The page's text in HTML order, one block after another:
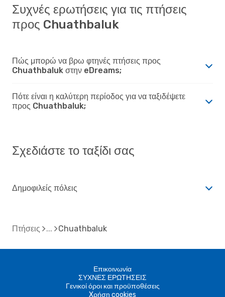
Συχνές ερωτήσεις για τις πτήσεις
προς Chuathbaluk
Πώς μπορώ να βρω φτηνές πτήσεις προς
Chuathbaluk στην eDreams;
Πότε είναι η καλύτερη περίοδος για να ταξιδέψετε
προς Chuathbaluk;
Σχεδιάστε το ταξίδι σας
Δημοφιλείς πόλεις
Πτήσεις Chuathbaluk
Επικοινωνία
ΣΥΧΝΕΣ ΕΡΩΤΗΣΕΙΣ
Γενικοί όροι και προϋποθέσεις
Xρήση cookies